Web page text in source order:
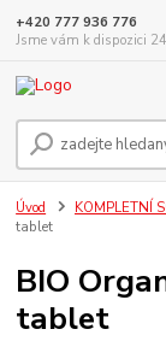
+420 777 936 776
Jsme vám k dispozici
Úvod KOMPLETNÍ
tablet
BIO
tablet